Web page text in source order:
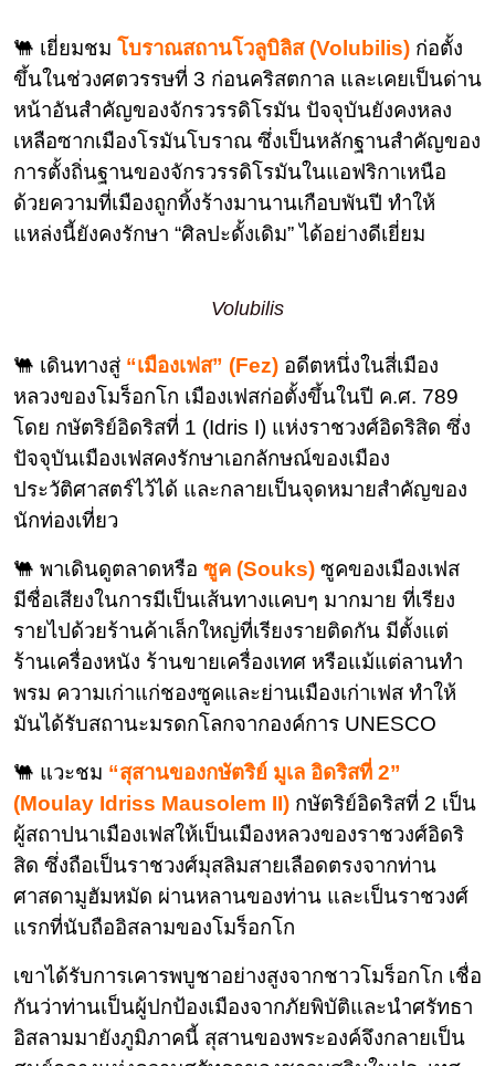
🐫 เยี่ยมชม โบราณสถานโวลูบิลิส (Volubilis) ก่อตั้ง
ขึ้นในช่วงศตวรรษที่ 3 ก่อนคริสตกาล และเคยเป็นด่าน
หน้าอันสำคัญของจักรวรรดิโรมัน ปัจจุบันยังคงหลง
เหลือซากเมืองโรมันโบราณ ซึ่งเป็นหลักฐานสำคัญของ
การตั้งถิ่นฐานของจักรวรรดิโรมันในแอฟริกาเหนือ
ด้วยความที่เมืองถูกทิ้งร้างมานานเกือบพันปี ทำให้
แหล่งนี้ยังคงรักษา “ศิลปะดั้งเดิม” ได้อย่างดีเยี่ยม
Volubilis
🐫 เดินทางสู่ “เมืองเฟส” (Fez) อดีตหนึ่งในสี่เมือง
หลวงของโมร็อกโก เมืองเฟสก่อตั้งขึ้นในปี ค.ศ. 789
โดย กษัตริย์อิดริสที่ 1 (Idris I) แห่งราชวงศ์อิดริสิด ซึ่ง
ปัจจุบันเมืองเฟสคงรักษาเอกลักษณ์ของเมือง
ประวัติศาสตร์ไว้ได้ และกลายเป็นจุดหมายสำคัญของ
นักท่องเที่ยว
🐫 พาเดินดูตลาดหรือ ซูค (Souks) ซูคของเมืองเฟส
มีชื่อเสียงในการมีเป็นเส้นทางแคบๆ มากมาย ที่เรียง
รายไปด้วยร้านค้าเล็กใหญ่ที่เรียงรายติดกัน มีตั้งแต่
ร้านเครื่องหนัง ร้านขายเครื่องเทศ หรือแม้แต่ลานทำ
พรม ความเก่าแก่ชองซูคและย่านเมืองเก่าเฟส ทำให้
มันได้รับสถานะมรดกโลกจากองค์การ UNESCO
🐫 แวะชม “สุสานของกษัตริย์ มูเล อิดริสที่ 2”
(Moulay Idriss Mausolem II) กษัตริย์อิดริสที่ 2 เป็น
ผู้สถาปนาเมืองเฟสให้เป็นเมืองหลวงของราชวงศ์อิดริ
สิด ซึ่งถือเป็นราชวงศ์มุสลิมสายเลือดตรงจากท่าน
ศาสดามูฮัมหมัด ผ่านหลานของท่าน และเป็นราชวงศ์
แรกที่นับถืออิสลามของโมร็อกโก
เขาได้รับการเคารพบูชาอย่างสูงจากชาวโมร็อกโก เชื่อ
กันว่าท่านเป็นผู้ปกป้องเมืองจากภัยพิบัติและนำศรัทธา
อิสลามมายังภูมิภาคนี้ สุสานของพระองค์จึงกลายเป็น